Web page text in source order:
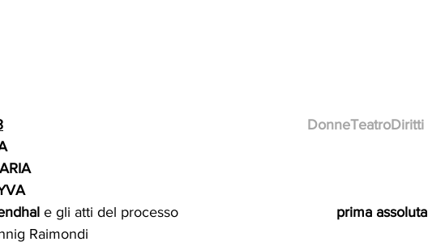
                                                                           DonneTeatroDiritti
e gli atti del processo
                                       prima assoluta
Raimondi